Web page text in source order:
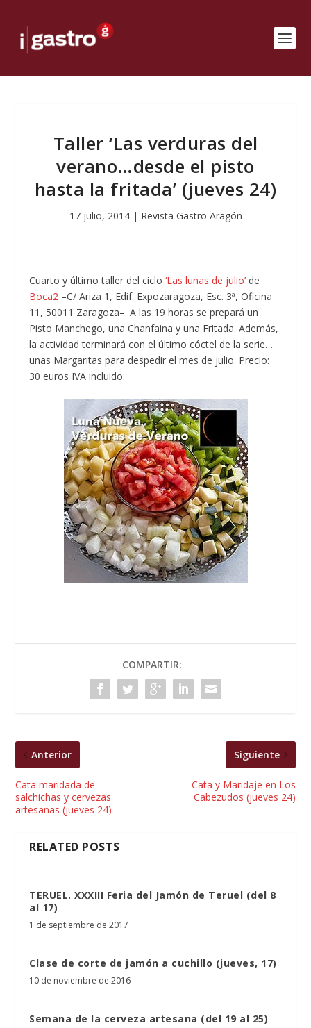
Taller ‘Las verduras del
verano…desde el pisto
hasta la fritada’ (jueves 24)
17 julio, 2014| Revista Gastro Aragón
Cuarto y último taller del ciclo‘Las lunas de julio’ de
Boca2 –C/ Ariza 1, Edif. Expozaragoza, Esc. 3ª, Oficina
11, 50011 Zaragoza–. A las 19 horas se prepará un
Pisto Manchego, una Chanfaina y una Fritada. Además,
la actividad terminará con el último cóctel de la serie…
unas Margaritas para despedir el mes de julio. Precio:
30 euros IVA incluido.
COMPARTIR:
Anterior
Cata maridada de
salchichas y cervezas
artesanas (jueves 24)
Siguiente
Cata y Maridaje en Los
Cabezudos (jueves 24)
RELATED POSTS
TERUEL. XXXIII Feria del Jamón de Teruel (del 8
al 17)
1 de septiembre de 2017
Clase de corte de jamón a cuchillo (jueves, 17)
10 de noviembre de 2016
Semana de la cerveza artesana (del 19 al 25)